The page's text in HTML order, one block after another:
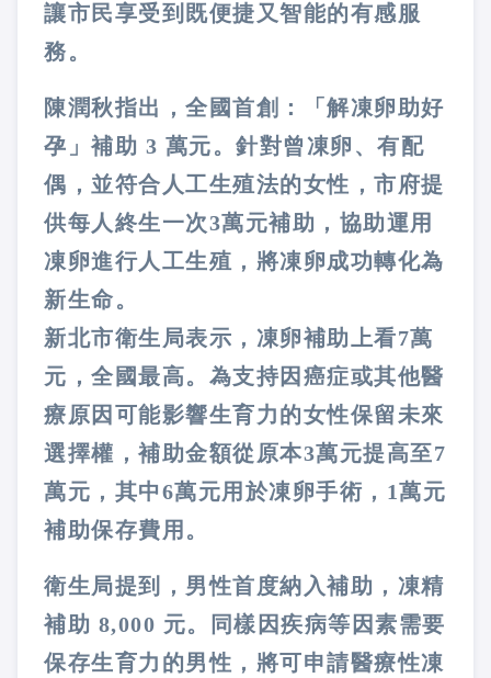
讓市民享受到既便捷又智能的有感服
務。
陳潤秋指出，全國首創：「解凍卵助好
孕」補助 3 萬元。針對曾凍卵、有配
偶，並符合人工生殖法的女性，市府提
供每人終生一次3萬元補助，協助運用
凍卵進行人工生殖，將凍卵成功轉化為
新生命。
新北市衛生局表示，凍卵補助上看7萬
元，全國最高。為支持因癌症或其他醫
療原因可能影響生育力的女性保留未來
選擇權，補助金額從原本3萬元提高至7
萬元，其中6萬元用於凍卵手術，1萬元
補助保存費用。
衛生局提到，男性首度納入補助，凍精
補助 8,000 元。同樣因疾病等因素需要
保存生育力的男性，將可申請醫療性凍